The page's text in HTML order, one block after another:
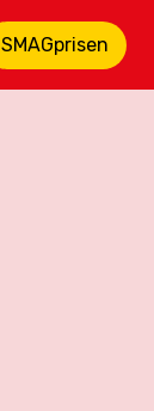
SMAGprisen